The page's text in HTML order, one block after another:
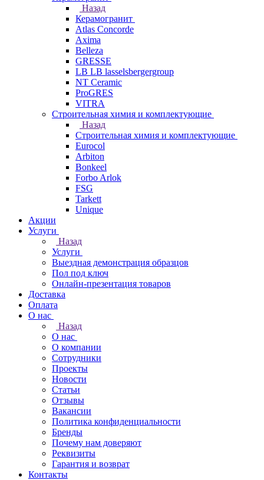
Назад
Керамогранит
Atlas Concorde
Axima
Belleza
GRESSE
LB LB lasselsbergergroup
NT Ceramic
ProGRES
VITRA
Строительная химия и комплектующие
Назад
Строительная химия и комплектующие
Eurocol
Arbiton
Bonkeel
Forbo Arlok
FSG
Tarkett
Unique
Акции
Услуги
Назад
Услуги
Выездная демонстрация образцов
Пол под ключ
Онлайн-презентация товаров
Доставка
Оплата
О нас
Назад
О нас
О компании
Сотрудники
Проекты
Новости
Статьи
Отзывы
Вакансии
Политика конфиденциальности
Бренды
Почему нам доверяют
Реквизиты
Гарантия и возврат
Контакты